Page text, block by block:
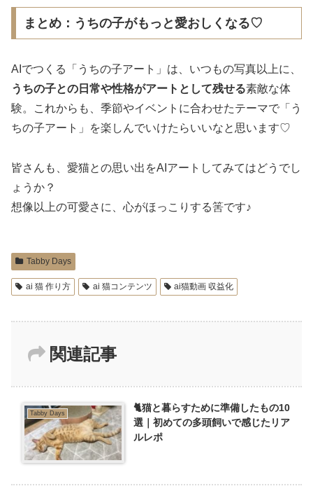
まとめ：うちの子がもっと愛おしくなる♡
AIでつくる「うちの子アート」は、いつもの写真以上に、
うちの子との日常や性格がアートとして残せる素敵な体
験。これからも、季節やイベントに合わせたテーマで「う
ちの子アート」を楽しんでいけたらいいなと思います♡
皆さんも、愛猫との思い出をAIアートしてみてはどうでし
ょうか？
想像以上の可愛さに、心がほっこりする筈です♪
Tabby Days
ai 猫 作り方 ai 猫コンテンツ ai猫動画 収益化
関連記事
Tabby Days
🐈猫と暮らすために準備したもの10
選｜初めての多頭飼いで感じたリア
ルレポ